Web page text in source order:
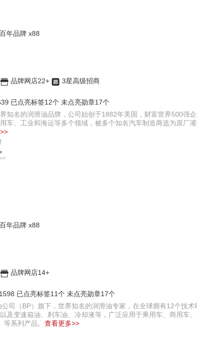
百年品牌 x88
品牌网店22+
3星高级招商
已点亮标签12个 未点亮勋章17个
知名的润滑油品牌，公司始创于1882年美国，财富世界500强
车、工业和海运等多个领域，被多个知名汽车制造商选为原
百年品牌 x88
品牌网店14+
已点亮标签11个 未点亮勋章17个
司（BP）旗下，世界知名的润滑油专家，在全球拥有12个技
及变速箱油、刹车油、冷却液等，广泛应用于乘用车、商用车
等系列产品。 查看更多>>